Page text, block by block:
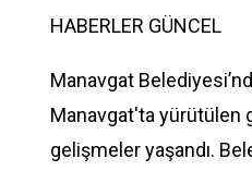
HABERLER GÜNCEL
Manavgat
Manavgat'ta yürütülen
gelişmeler yaşandı.